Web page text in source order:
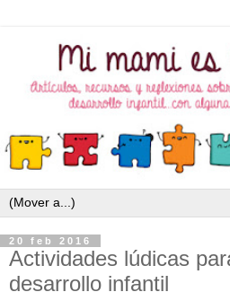
20 feb 2016
Actividades lúdicas
desarrollo infantil